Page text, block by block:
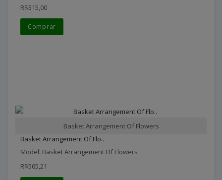
R$315,00
Comprar
Basket Arrangement Of Flowers
Basket Arrangement Of Flo..
Model: Basket Arrangement Of Flowers
R$565,21